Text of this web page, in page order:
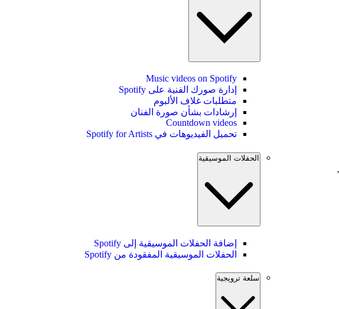
Music videos on Spotify
إدارة صورك الفنية على Spotify
متطلبات غلاف الألبوم
إرشادات بشأن صورة الفنان
Countdown videos
تحميل الفيديوهات في Spotify for Artists
الحفلات الموسيقية
إضافة الحفلات الموسيقية إلى Spotify
الحفلات الموسيقية المفقودة من Spotify
سلعة ترويجية